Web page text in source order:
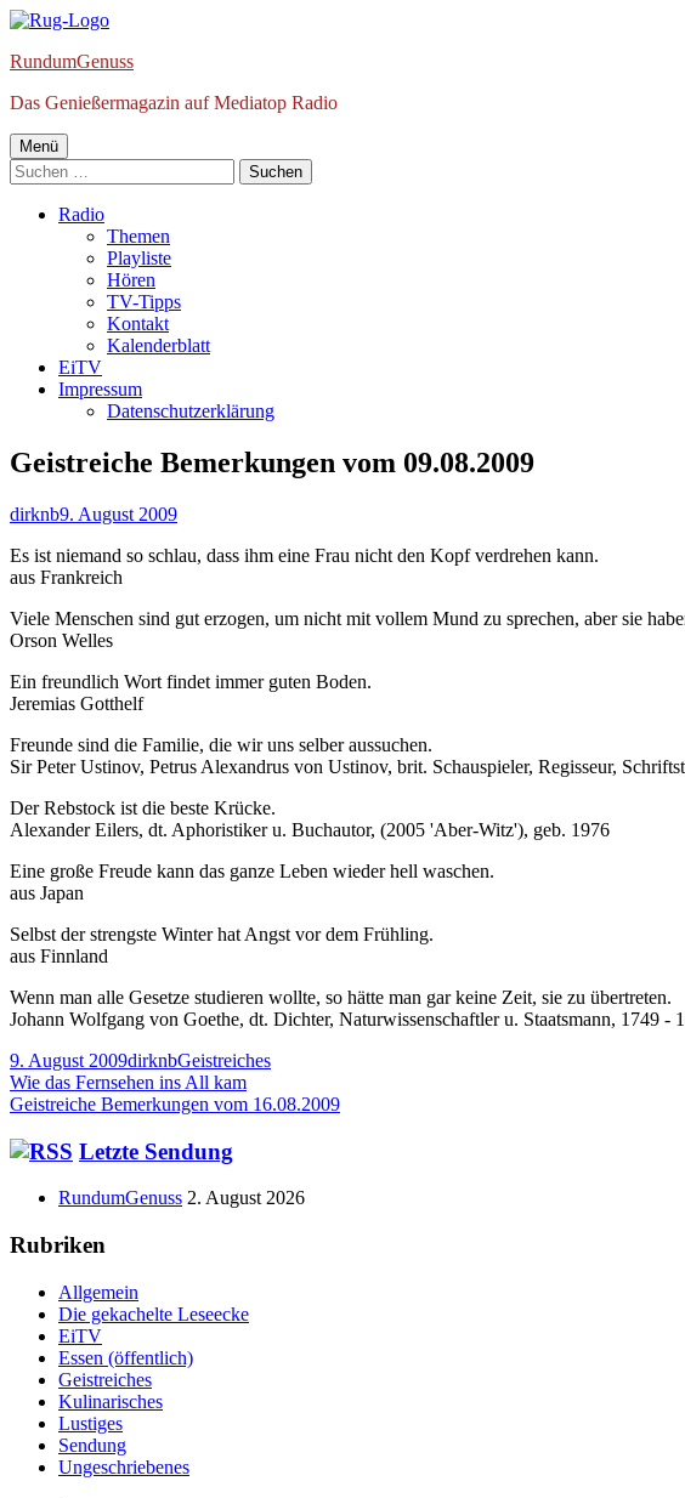
Springe
Inhalt
RundumGenuss
Das Genießermagazin auf Mediatop Radio
Primäres
Menü
Menü
Suchen
nach:
Radio
Themen
Playliste
Hören
TV-Tipps
Kontakt
Kalenderblatt
EiTV
Impressum
Datenschutzerklärung
Geistreiche Bemerkungen vom 09.08.2009
Autor
dirknbVeröffentlicht
9. August 2009
Es ist niemand so schlau, dass ihm eine Frau nicht den Kopf verdrehen kann.
aus Frankreich
Viele Menschen sind gut erzogen, um nicht mit vollem Mund zu sprechen, aber sie
Orson Welles
Ein freundlich Wort findet immer guten Boden.
Jeremias Gotthelf
Freunde sind die Familie, die wir uns selber aussuchen.
Sir Peter Ustinov, Petrus Alexandrus von Ustinov, brit. Schauspieler, Regisseur,
Der Rebstock ist die beste Krücke.
Alexander Eilers, dt. Aphoristiker u. Buchautor, (2005 'Aber-Witz'), geb. 1976
Eine große Freude kann das ganze Leben wieder hell waschen.
aus Japan
Selbst der strengste Winter hat Angst vor dem Frühling.
aus Finnland
Wenn man alle Gesetze studieren wollte, so hätte man gar keine Zeit, sie zu übertreten.
Johann Wolfgang von Goethe, dt. Dichter, Naturwissenschaftler u. Staatsmann, 1749 -
Veröffentlicht
am
9. August 2009Autor
dirknbKategorien
Geistreiches
Beitragsnavigation
Vorheriger
Beitrag:
Wie das Fernsehen ins All kam
Nächster
Geistreiche Bemerkungen vom 16.08.2009
Haupt-
Seitenleiste
Letzte Sendung
RundumGenuss 2. August 2026
Rubriken
Allgemein
Die gekachelte Leseecke
EiTV
Essen (öffentlich)
Geistreiches
Kulinarisches
Lustiges
Sendung
Ungeschriebenes